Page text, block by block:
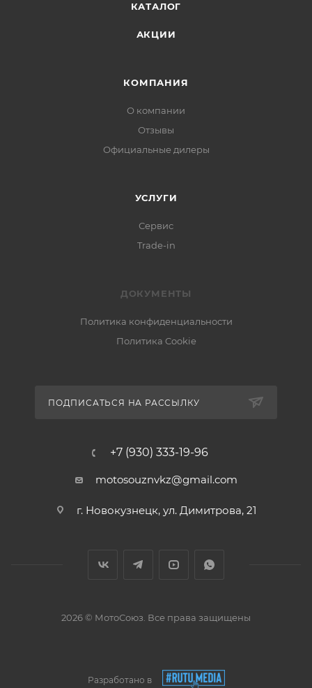
КАТАЛОГ
АКЦИИ
КОМПАНИЯ
О компании
Отзывы
Официальные дилеры
УСЛУГИ
Сервис
Trade-in
ДОКУМЕНТЫ
Политика конфиденциальности
Политика Cookie
ПОДПИСАТЬСЯ НА РАССЫЛКУ
+7 (930) 333-19-96
motosouznvkz@gmail.com
г. Новокузнецк, ул. Димитрова, 21
2026 © МотоСоюз. Все права защищены
Разработано в